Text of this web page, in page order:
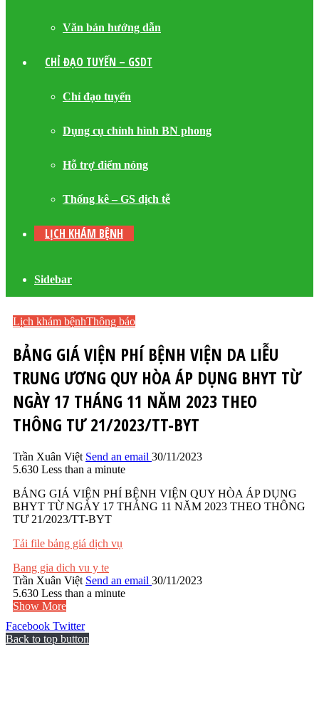
Văn bản hướng dẫn
CHỈ ĐẠO TUYẾN – GSDT
Chỉ đạo tuyến
Dụng cụ chỉnh hình BN phong
Hỗ trợ điểm nóng
Thống kê – GS dịch tễ
LỊCH KHÁM BỆNH
Sidebar
Lịch khám bệnhThông báo
BẢNG GIÁ VIỆN PHÍ BỆNH VIỆN DA LIỄU
TRUNG ƯƠNG QUY HÒA ÁP DỤNG BHYT TỪ
NGÀY 17 THÁNG 11 NĂM 2023 THEO
THÔNG TƯ 21/2023/TT-BYT
Trần Xuân Việt Send an email 30/11/2023
5.630 Less than a minute
BẢNG GIÁ VIỆN PHÍ BỆNH VIỆN QUY HÒA ÁP DỤNG
BHYT TỪ NGÀY 17 THÁNG 11 NĂM 2023 THEO THÔNG
TƯ 21/2023/TT-BYT
Tải file bảng giá dịch vụ
Bang gia dich vu y te
Trần Xuân Việt Send an email 30/11/2023
5.630 Less than a minute
Show More
Facebook Twitter
Back to top button